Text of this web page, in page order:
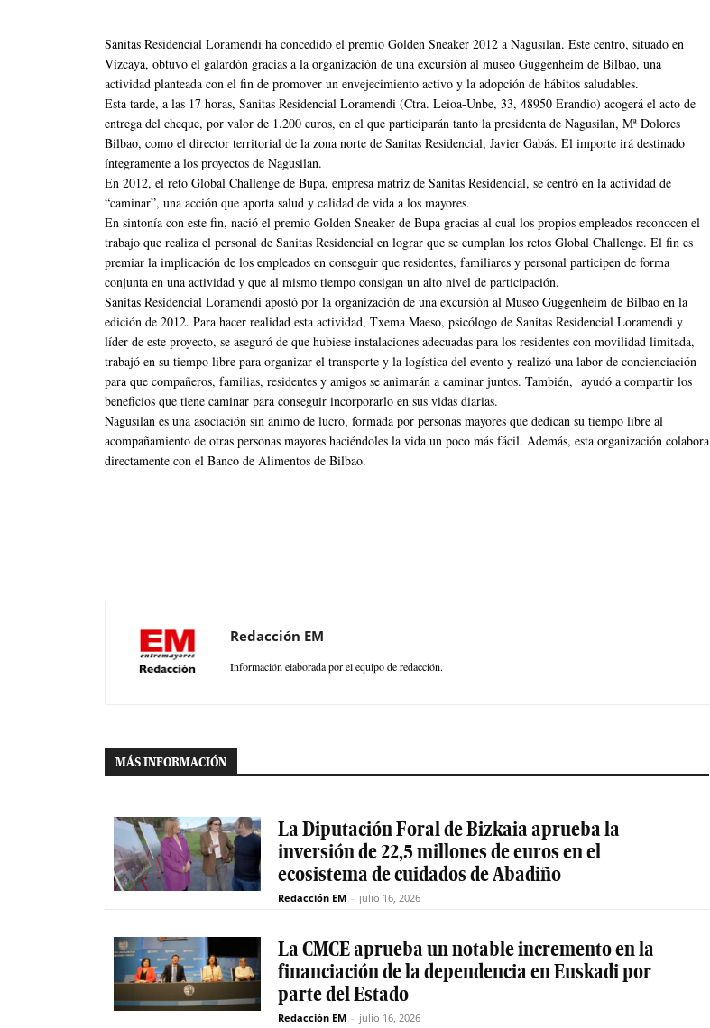
Sanitas Residencial Loramendi ha concedido el premio Golden Sneaker 2012 a Nagusilan. Este centro, situado en
Vizcaya, obtuvo el galardón gracias a la organización de una excursión al museo Guggenheim de Bilbao, una
actividad planteada con el fin de promover un envejecimiento activo y la adopción de hábitos saludables.
Esta tarde, a las 17 horas, Sanitas Residencial Loramendi (Ctra. Leioa-Unbe, 33, 48950 Erandio) acogerá el acto de
entrega del cheque, por valor de 1.200 euros, en el que participarán tanto la presidenta de Nagusilan, Mª Dolores
Bilbao, como el director territorial de la zona norte de Sanitas Residencial, Javier Gabás. El importe irá destinado
íntegramente a los proyectos de Nagusilan.
En 2012, el reto Global Challenge de Bupa, empresa matriz de Sanitas Residencial, se centró en la actividad de
“caminar”, una acción que aporta salud y calidad de vida a los mayores.
En sintonía con este fin, nació el premio Golden Sneaker de Bupa gracias al cual los propios empleados reconocen el
trabajo que realiza el personal de Sanitas Residencial en lograr que se cumplan los retos Global Challenge. El fin es
premiar la implicación de los empleados en conseguir que residentes, familiares y personal participen de forma
conjunta en una actividad y que al mismo tiempo consigan un alto nivel de participación.
Sanitas Residencial Loramendi apostó por la organización de una excursión al Museo Guggenheim de Bilbao en la
edición de 2012. Para hacer realidad esta actividad, Txema Maeso, psicólogo de Sanitas Residencial Loramendi y
líder de este proyecto, se aseguró de que hubiese instalaciones adecuadas para los residentes con movilidad limitada,
trabajó en su tiempo libre para organizar el transporte y la logística del evento y realizó una labor de concienciación
para que compañeros, familias, residentes y amigos se animarán a caminar juntos. También, ayudó a compartir los
beneficios que tiene caminar para conseguir incorporarlo en sus vidas diarias.
Nagusilan es una asociación sin ánimo de lucro, formada por personas mayores que dedican su tiempo libre al
acompañamiento de otras personas mayores haciéndoles la vida un poco más fácil. Además, esta organización colabora
directamente con el Banco de Alimentos de Bilbao.
Redacción EM
Información elaborada por el equipo de redacción.
MÁS INFORMACIÓN
La Diputación Foral de Bizkaia aprueba la
inversión de 22,5 millones de euros en el
ecosistema de cuidados de Abadiño
Redacción EM - julio 16, 2026
La CMCE aprueba un notable incremento en la
financiación de la dependencia en Euskadi por
parte del Estado
Redacción EM - julio 16, 2026